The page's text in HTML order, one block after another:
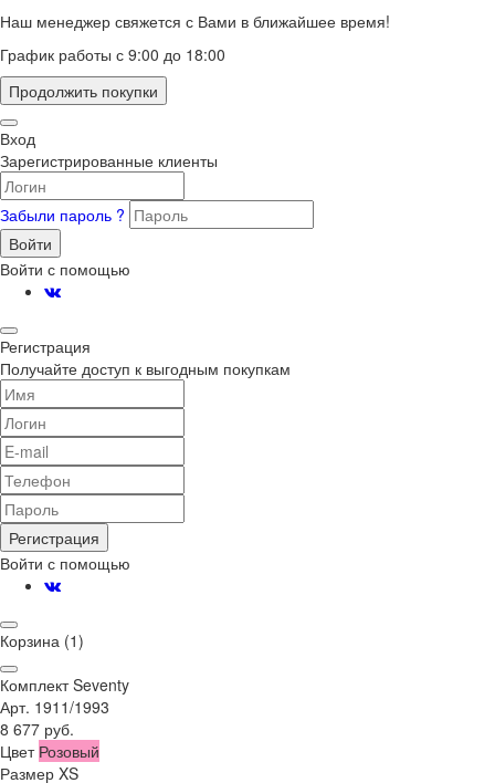
Наш менеджер свяжется с Вами в ближайшее время!
График работы с 9:00 до 18:00
Продолжить покупки
Вход
Зарегистрированные клиенты
Забыли пароль ?
Войти
Войти с помощью
Регистрация
Получайте доступ к выгодным покупкам
Регистрация
Войти с помощью
Корзина (1)
Комплект Seventy
Арт. 1911/1993
8 677 руб.
Цвет Розовый
Размер XS